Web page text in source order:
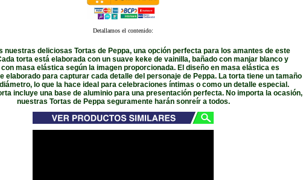
Detallamos el contenido:
nuestras deliciosas Tortas de Peppa, una opción perfecta para los amantes de este
torta está elaborada con un suave keke de vainilla, bañado con manjar blanco y
masa elástica según la imagen proporcionada. El diseño en masa elástica es
elaborado para capturar cada detalle del personaje de Peppa. La torta tiene un tamaño
lo que la hace ideal para celebraciones íntimas o como un detalle especial.
incluye una base de aluminio para una presentación perfecta. No importa la ocasión,
nuestras Tortas de Peppa seguramente harán sonreír a todos.